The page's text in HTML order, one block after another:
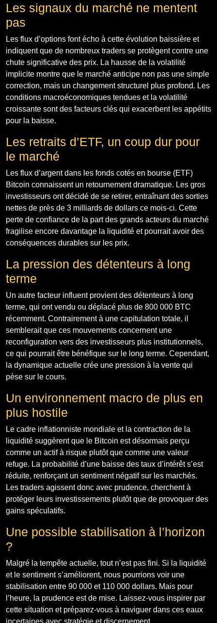
Les signaux du marché ne mentent
pas
Les flux d’options font écho à cette évolution baissière et
indiquent que de nombreux traders se protègent contre une
chute significative des prix. La hausse de la volatilité
implicite montre que le marché anticipe non pas une simple
correction, mais un changement structurel plus profond. Les
conditions macroéconomiques tendues et la volatilité
croissante sont des facteurs clés qui exacerbent les appétits
pour la baisse.
Les retraits d’ETF, un coup dur pour
le marché
Les flux d’argent dans les fonds cotés en bourse (ETF)
Bitcoin connaissent un retournement dramatique. Les gros
investisseurs ont décidé de se retirer, entraînant des sorties
nettes de près de 3 milliards de dollars ce mois-ci. Cette
perte de confiance de la part des grands acteurs du marché
fragilise encore davantage la liquidité et pourrait avoir des
conséquences durables sur les prix.
La pression des détenteurs à long
terme
Un autre facteur influent provient des détenteurs à long
terme, qui ont vendu ou déplacé plus de 800 000 BTC
récemment. Contrairement à une capitulation totale, il
semblerait que ces mouvements concernent une
reconfiguration vers des investisseurs plus institutionnels,
ce qui pourrait être bénéfique sur le long terme. Cependant,
la dynamique actuelle crée une pression à la vente qui
pèse sur le cours.
Un environnement macro de plus en
plus hostile
Le cadre inflationniste mondiale et la contraction de la
liquidité suggèrent que le Bitcoin est désormais perçu
comme un actif à risque plutôt que comme une valeur
refuge. La probabilité d’une baisse des taux d’intérêt s’est
réduite, renforçant un sentiment négatif sur les marchés.
Les traders agissent donc avec prudence, cherchent à
protéger leurs investissements plutôt que de provoquer des
gains spéculatifs.
Une possible stabilisation à l’horizon
?
Malgré la tempête actuelle, tout n’est pas fini. Si la liquidité
et le sentiment s’améliorent, nous pourrions voir une
stabilisation entre 90 000 et 110 000 dollars. Mais pour
l’heure, la prudence est de mise. Laissez-vous inspirer par
cette situation et préparez-vous à naviguer dans ces eaux
incertaines avec stratégie et discernement.